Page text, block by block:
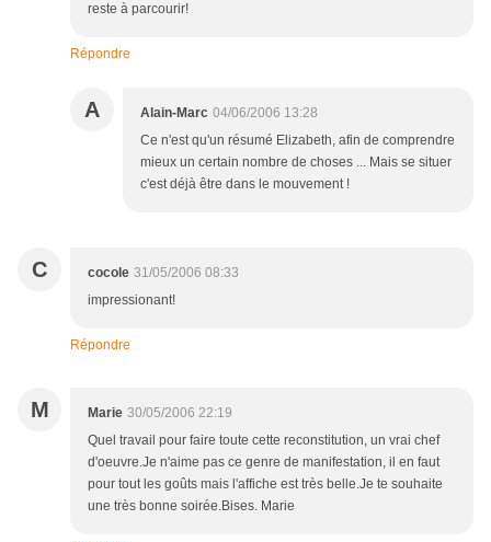
reste à parcourir!
Répondre
A Alain-Marc 04/06/2006 13:28
Ce n'est qu'un résumé Elizabeth, afin de comprendre
mieux un certain nombre de choses ... Mais se situer
c'est déjà être dans le mouvement !
C cocole 31/05/2006 08:33
impressionant!
Répondre
M Marie 30/05/2006 22:19
Quel travail pour faire toute cette reconstitution, un vrai chef
d'oeuvre.Je n'aime pas ce genre de manifestation, il en faut
pour tout les goûts mais l'affiche est très belle.Je te souhaite
une très bonne soirée.Bises. Marie